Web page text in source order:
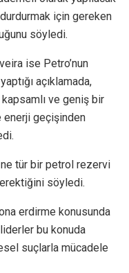
için gereken
söyledi.
ise Petro’nun
açıklamada,
kapsamlı ve geniş bir
enerji geçişinden
tür bir petrol rezervi
söyledi.
erdirme konusunda
bu konuda
suçlarla mücadele